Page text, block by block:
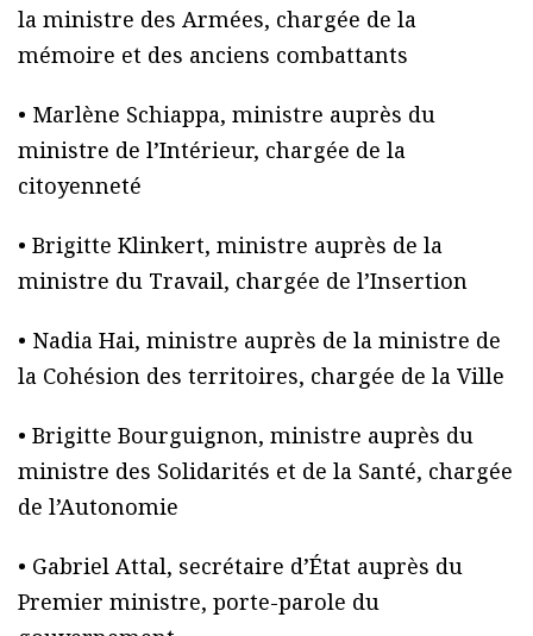
la ministre des Armées, chargée de la
mémoire et des anciens combattants
• Marlène Schiappa, ministre auprès du
ministre de l’Intérieur, chargée de la
citoyenneté
• Brigitte Klinkert, ministre auprès de la
ministre du Travail, chargée de l’Insertion
• Nadia Hai, ministre auprès de la ministre de
la Cohésion des territoires, chargée de la Ville
• Brigitte Bourguignon, ministre auprès du
ministre des Solidarités et de la Santé, chargée
de l’Autonomie
• Gabriel Attal, secrétaire d’État auprès du
Premier ministre, porte-parole du